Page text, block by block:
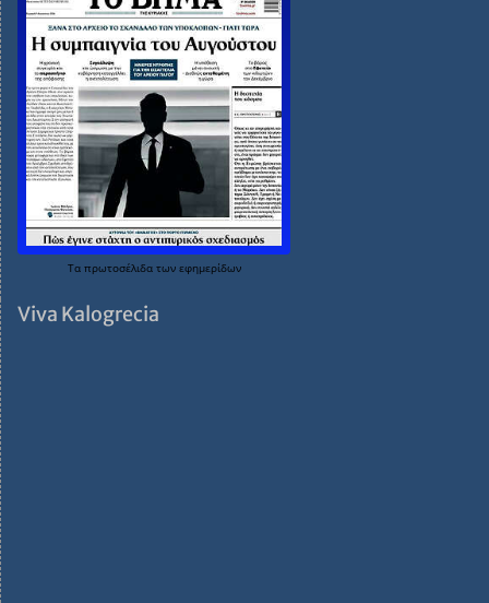
Τα πρωτοσέλιδα των εφημερίδων
Viva Kalogrecia